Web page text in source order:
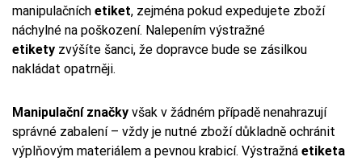
manipulačních etiket, zejména pokud expedujete zboží
náchylné na poškození. Nalepením výstražné
etikety zvýšíte šanci, že dopravce bude se zásilkou
nakládat opatrněji.
Manipulační značky však v žádném případě nenahrazují
správné zabalení – vždy je nutné zboží důkladně ochránit
výplňovým materiálem a pevnou krabicí. Výstražná etiketa